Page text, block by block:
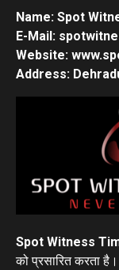
Name: Spot
E-Mail:
Website:
Address:
Spot Witness
को प्रसारित करता